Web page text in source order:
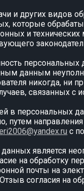
и других видов
которые
и
данным
никогда, ни
связанных с
в персональных
путем
с
является
на обработку
почты на
согласия на